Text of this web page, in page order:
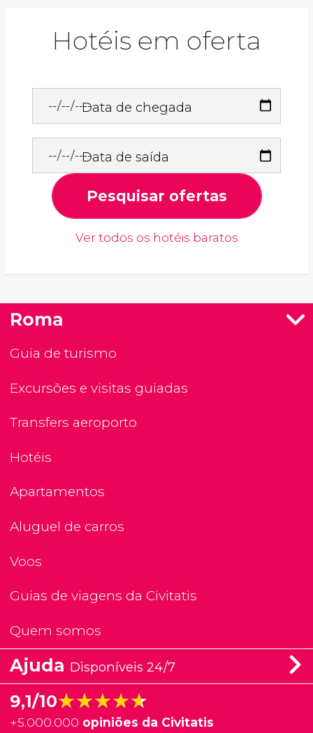
Hotéis em oferta
Data de chegada
Data de saída
Pesquisar ofertas
Ver todos os hotéis baratos
Roma
Guia de turismo
Excursões e visitas guiadas
Transfers aeroporto
Hotéis
Apartamentos
Aluguel de carros
Voos
Guias de viagens da Civitatis
Quem somos
Ajuda Disponíveis 24/7
9,1/10★★★★★
★★★★★
+5.000.000 opiniões da Civitatis